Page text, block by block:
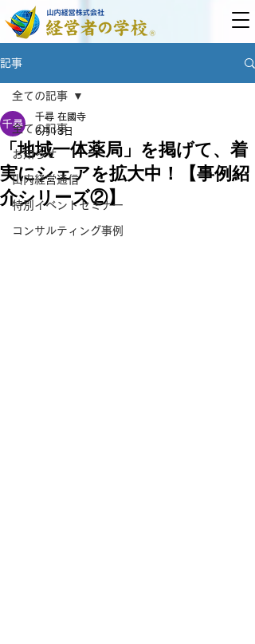
記事
全ての記事
お知らせ
山内経営通信
特別イベントセミナー
コンサルティング事例
全ての記事
「地域一体薬局」を掲げて、着
実にシェアを拡大中！【事例紹
介シリーズ②】
千尋 在國寺
6月13日